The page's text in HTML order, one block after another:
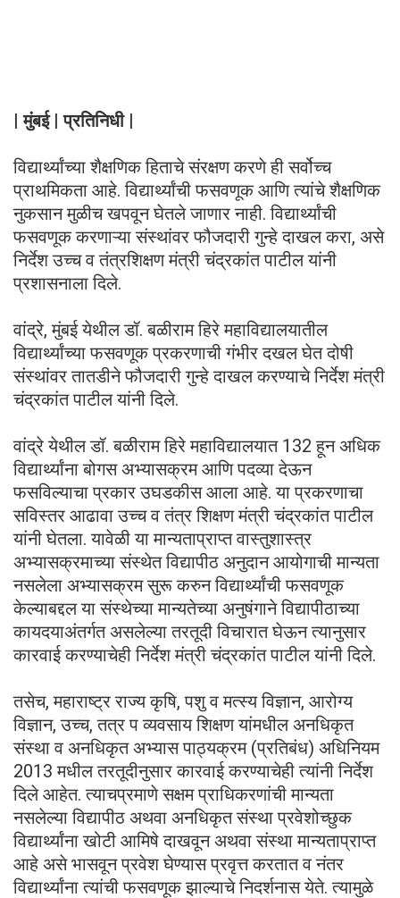
| मुंबई | प्रतिनिधी |
विद्यार्थ्यांच्या शैक्षणिक हिताचे संरक्षण करणे ही सर्वोच्च
प्राथमिकता आहे. विद्यार्थ्यांची फसवणूक आणि त्यांचे शैक्षणिक
नुकसान मुळीच खपवून घेतले जाणार नाही. विद्यार्थ्यांची
फसवणूक करणाऱ्या संस्थांवर फौजदारी गुन्हे दाखल करा, असे
निर्देश उच्च व तंत्रशिक्षण मंत्री चंद्रकांत पाटील यांनी
प्रशासनाला दिले.
वांद्रे, मुंबई येथील डॉ. बळीराम हिरे महाविद्यालयातील
विद्यार्थ्यांच्या फसवणूक प्रकरणाची गंभीर दखल घेत दोषी
संस्थांवर तातडीने फौजदारी गुन्हे दाखल करण्याचे निर्देश मंत्री
चंद्रकांत पाटील यांनी दिले.
वांद्रे येथील डॉ. बळीराम हिरे महाविद्यालयात 132 हून अधिक
विद्यार्थ्यांना बोगस अभ्यासक्रम आणि पदव्या देऊन
फसविल्याचा प्रकार उघडकीस आला आहे. या प्रकरणाचा
सविस्तर आढावा उच्च व तंत्र शिक्षण मंत्री चंद्रकांत पाटील
यांनी घेतला. यावेळी या मान्यताप्राप्त वास्तुशास्त्र
अभ्यासक्रमाच्या संस्थेत विद्यापीठ अनुदान आयोगाची मान्यता
नसलेला अभ्यासक्रम सुरू करुन विद्यार्थ्यांची फसवणूक
केल्याबद्दल या संस्थेच्या मान्यतेच्या अनुषंगाने विद्यापीठाच्या
कायदयाअंतर्गत असलेल्या तरतूदी विचारात घेऊन त्यानुसार
कारवाई करण्याचेही निर्देश मंत्री चंद्रकांत पाटील यांनी दिले.
तसेच, महाराष्ट्र राज्य कृषि, पशु व मत्स्य विज्ञान, आरोग्य
विज्ञान, उच्च, तत्र प व्यवसाय शिक्षण यांमधील अनधिकृत
संस्था व अनधिकृत अभ्यास पाठ्यक्रम (प्रतिबंध) अधिनियम
2013 मधील तरतूदीनुसार कारवाई करण्याचेही त्यांनी निर्देश
दिले आहेत. त्याचप्रमाणे सक्षम प्राधिकरणांची मान्यता
नसलेल्या विद्यापीठ अथवा अनधिकृत संस्था प्रवेशोच्छुक
विद्यार्थ्यांना खोटी आमिषे दाखवून अथवा संस्था मान्यताप्राप्त
आहे असे भासवून प्रवेश घेण्यास प्रवृत्त करतात व नंतर
विद्यार्थ्यांना त्यांची फसवणूक झाल्याचे निदर्शनास येते. त्यामुळे